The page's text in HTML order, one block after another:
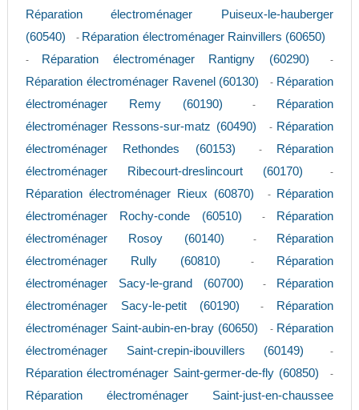
Réparation électroménager Puiseux-le-hauberger
(60540)
- Réparation électroménager Rainvillers (60650)
- Réparation électroménager Rantigny (60290) -
Réparation électroménager Ravenel (60130) - Réparation
électroménager Remy (60190)
-
Réparation
électroménager Ressons-sur-matz (60490)
- Réparation
électroménager Rethondes (60153)
-
Réparation
électroménager Ribecourt-dreslincourt (60170)
-
Réparation électroménager Rieux (60870) -
Réparation
électroménager Rochy-conde (60510)
-
Réparation
électroménager Rosoy (60140)
-
Réparation
électroménager Rully (60810)
-
Réparation
électroménager Sacy-le-grand (60700)
-
Réparation
électroménager Sacy-le-petit (60190)
-
Réparation
électroménager Saint-aubin-en-bray (60650)
- Réparation
électroménager Saint-crepin-ibouvillers (60149)
-
Réparation électroménager Saint-germer-de-fly (60850) -
Réparation électroménager Saint-just-en-chaussee